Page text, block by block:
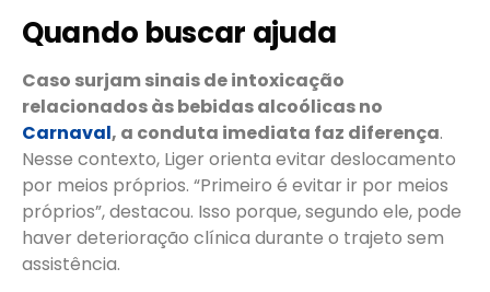
Quando buscar ajuda
Caso surjam sinais de intoxicação
relacionados às bebidas alcoólicas no
Carnaval, a conduta imediata faz diferença.
Nesse contexto, Liger orienta evitar deslocamento
por meios próprios. “Primeiro é evitar ir por meios
próprios”, destacou. Isso porque, segundo ele, pode
haver deterioração clínica durante o trajeto sem
assistência.